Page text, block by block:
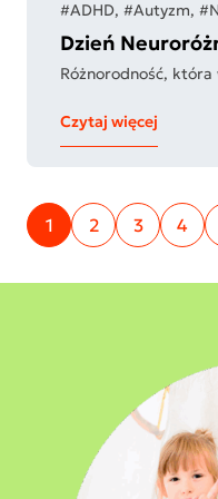
#ADHD, #Autyzm,
Dzień
Różnorodność,
Czytaj więcej
1 2 3 4